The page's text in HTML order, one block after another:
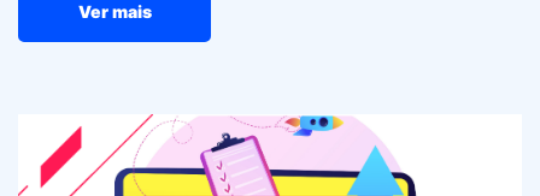
Ver mais
Valuation no E-commerce: Como calcular e aumentar o